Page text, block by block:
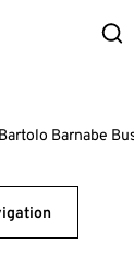
Bartolo Barnabe